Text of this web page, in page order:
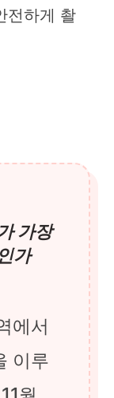
전하게 촬
가장
가
에서
이루